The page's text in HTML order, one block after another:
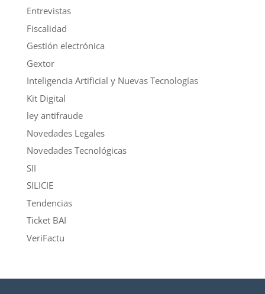
Entrevistas
Fiscalidad
Gestión electrónica
Gextor
Inteligencia Artificial y Nuevas Tecnologías
Kit Digital
ley antifraude
Novedades Legales
Novedades Tecnológicas
SII
SILICIE
Tendencias
Ticket BAI
VeriFactu